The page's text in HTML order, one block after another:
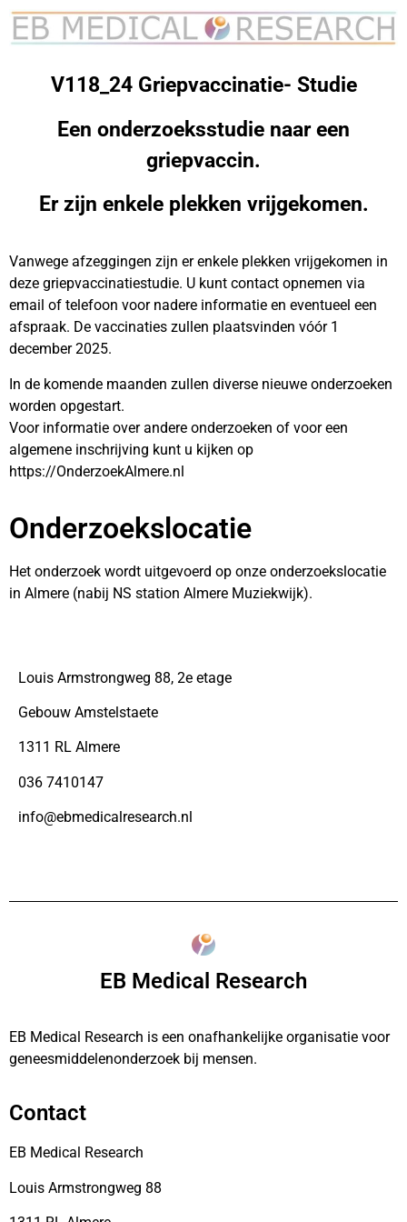
V118_24 Griepvaccinatie- Studie
Een onderzoeksstudie naar een
griepvaccin.
Er zijn enkele plekken vrijgekomen.
Vanwege afzeggingen zijn er enkele plekken vrijgekomen in
deze griepvaccinatiestudie. U kunt contact opnemen via
email of telefoon voor nadere informatie en eventueel een
afspraak. De vaccinaties zullen plaatsvinden vóór 1
december 2025.
In de komende maanden zullen diverse nieuwe onderzoeken
worden opgestart.
Voor informatie over andere onderzoeken of voor een
algemene inschrijving kunt u kijken op
https://OnderzoekAlmere.nl
Onderzoekslocatie
Het onderzoek wordt uitgevoerd op onze onderzoekslocatie
in Almere (nabij NS station Almere Muziekwijk).
Louis Armstrongweg 88, 2e etage
Gebouw Amstelstaete
1311 RL Almere
036 7410147
info@ebmedicalresearch.nl
EB Medical Research
EB Medical Research is een onafhankelijke organisatie voor
geneesmiddelenonderzoek bij mensen.
Contact
EB Medical Research
Louis Armstrongweg 88